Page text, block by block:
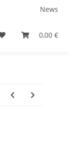
News
0,00 €